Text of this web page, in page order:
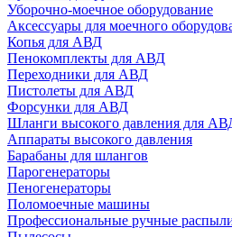
Уборочно-моечное оборудование
Аксессуары для моечного
Копья для АВД
Пенокомплекты для АВД
Переходники для АВД
Пистолеты для АВД
Форсунки для АВД
Шланги высокого давления для
Аппараты высокого давления
Барабаны для шлангов
Парогенераторы
Пеногенераторы
Поломоечные машины
Профессиональные ручные